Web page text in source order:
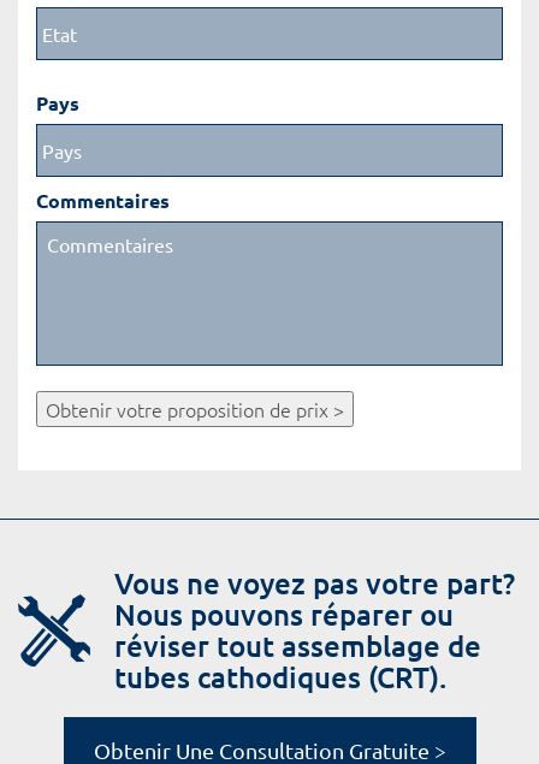
Pays
Commentaires
Obtenir votre proposition de prix >
Vous ne voyez pas votre part?
Nous pouvons réparer ou
réviser tout assemblage de
tubes cathodiques (CRT).
Obtenir Une Consultation Gratuite >